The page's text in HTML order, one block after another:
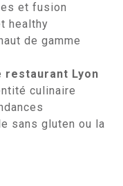
et fusion
healthy
de gamme
restaurant Lyon
culinaire
sans gluten ou la